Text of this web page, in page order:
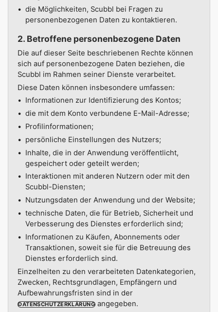
die Möglichkeiten, Scubbl bei Fragen zu
personenbezogenen Daten zu kontaktieren.
2. Betroffene personenbezogene Daten
Die auf dieser Seite beschriebenen Rechte können
sich auf personenbezogene Daten beziehen, die
Scubbl im Rahmen seiner Dienste verarbeitet.
Diese Daten können insbesondere umfassen:
Informationen zur Identifizierung des Kontos;
die mit dem Konto verbundene E-Mail-Adresse;
Profilinformationen;
persönliche Einstellungen des Nutzers;
Inhalte, die in der Anwendung veröffentlicht,
gespeichert oder geteilt werden;
Interaktionen mit anderen Nutzern oder mit den
Scubbl-Diensten;
Nutzungsdaten der Anwendung und der Website;
technische Daten, die für Betrieb, Sicherheit und
Verbesserung des Dienstes erforderlich sind;
Informationen zu Käufen, Abonnements oder
Transaktionen, soweit sie für die Betreuung des
Dienstes erforderlich sind.
Einzelheiten zu den verarbeiteten Datenkategorien,
Zwecken, Rechtsgrundlagen, Empfängern und
Aufbewahrungsfristen sind in der
DATENSCHUTZERKLÄRUNG angegeben.